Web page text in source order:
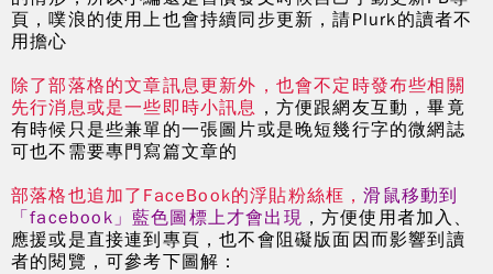
頁，噗浪的使用上也會持續同步更新，請Plurk的讀者不
用擔心
除了部落格的文章訊息更新外，也會不定時發布些相關
先行消息或是一些即時小訊息 ，方便跟網友互動，畢竟
有時候只是些兼單的一張圖片或是晚短幾行字的微網誌
可也不需要專門寫篇文章的
部落格也追加了FaceBook的浮貼粉絲框，滑鼠移動到
「facebook」藍色圖標上才會出現 ，方便使用者加入、
應援或是直接連到專頁，也不會阻礙版面因而影響到讀
者的閱覽，可參考下圖解：